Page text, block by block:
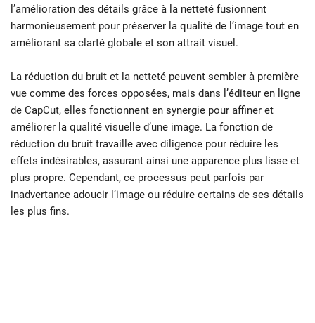
l’amélioration des détails grâce à la netteté fusionnent
harmonieusement pour préserver la qualité de l’image tout en
améliorant sa clarté globale et son attrait visuel.
La réduction du bruit et la netteté peuvent sembler à première
vue comme des forces opposées, mais dans l’éditeur en ligne
de CapCut, elles fonctionnent en synergie pour affiner et
améliorer la qualité visuelle d’une image. La fonction de
réduction du bruit travaille avec diligence pour réduire les
effets indésirables, assurant ainsi une apparence plus lisse et
plus propre. Cependant, ce processus peut parfois par
inadvertance adoucir l’image ou réduire certains de ses détails
les plus fins.